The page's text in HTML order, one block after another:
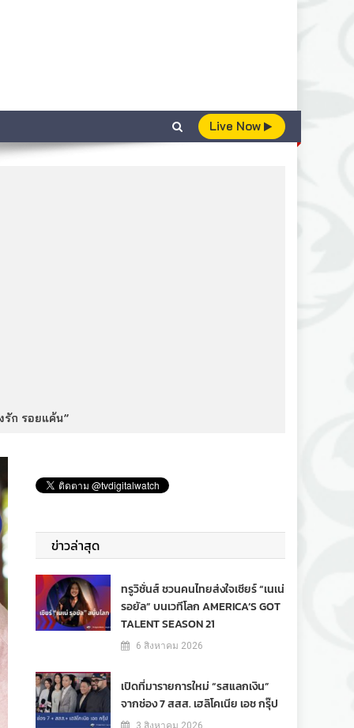
Live Now
รัก รอยแค้น”
ข่าวล่าสุด
ทรูวิชั่นส์ ชวนคนไทยส่งใจเชียร์ “เนเน่
รอยัล” บนเวทีโลก AMERICA’S GOT
TALENT SEASON 21
6 สิงหาคม 2026
เปิดที่มารายการใหม่ “รสแลกเงิน”
จากช่อง 7 สสส. เฮลิโคเนีย เอช กรุ๊ป
3 สิงหาคม 2026